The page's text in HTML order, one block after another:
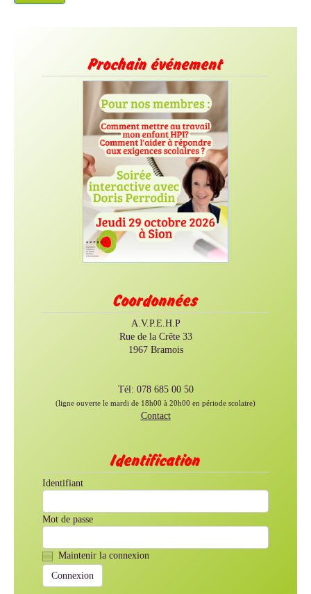
Prochain événement
Coordonnées
A.V.P.E.H.P
Rue de la Crête 33
1967 Bramois
Tél: 078 685 00 50
(ligne ouverte le mardi de 18h00 à 20h00 en période scolaire)
Contact
Identification
Identifiant
Mot de passe
Maintenir la connexion